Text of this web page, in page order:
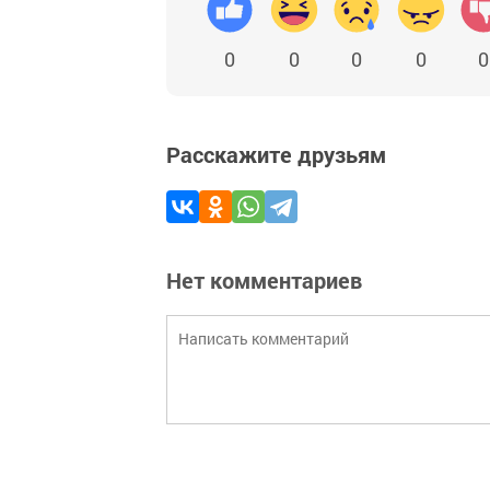
0 0 0 0 0
Расскажите друзьям
Нет комментариев